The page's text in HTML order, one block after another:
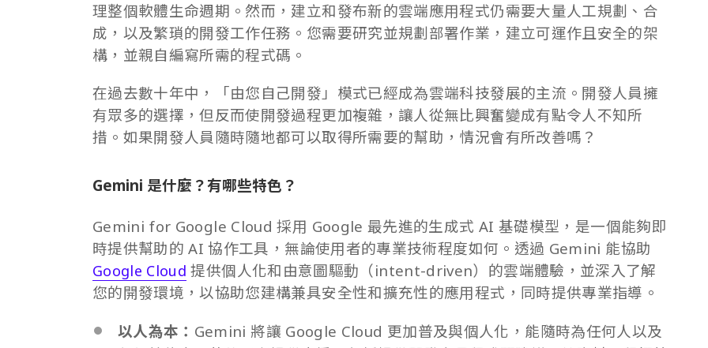
理整個軟體生命週期。然而，建立和發布新的雲端應用程式仍需要大量人工規劃、合
成，以及繁瑣的開發工作任務。您需要研究並規劃部署作業，建立可運作且安全的架
構，並親自編寫所需的程式碼。
在過去數十年中，「由您自己開發」模式已經成為雲端科技發展的主流。開發人員擁
有眾多的選擇，但反而使開發過程更加複雜，讓人從無比興奮變成有點令人不知所
措。如果開發人員隨時隨地都可以取得所需要的幫助，情況會有所改善嗎？
Gemini 是什麼？有哪些特色？
Gemini for Google Cloud 採用 Google 最先進的生成式 AI 基礎模型，是一個能夠即
時提供幫助的 AI 協作工具，無論使用者的專業技術程度如何。透過 Gemini 能協助
Google Cloud 提供個人化和由意圖驅動（intent-driven）的雲端體驗，並深入了解
您的開發環境，以協助您建構兼具安全性和擴充性的應用程式，同時提供專業指導。
以人為本： Gemini 將讓 Google Cloud 更加普及與個人化，能隨時為任何人以及